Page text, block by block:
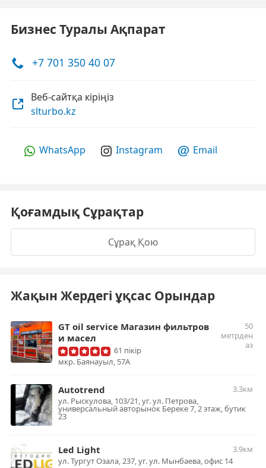
Бизнес Туралы Ақпарат
+7 701 350 40 07
Веб-сайтқа кіріңіз
slturbo.kz
WhatsApp Instagram Email
Қоғамдық Сұрақтар
Сұрақ Қою
Жақын Жердегі ұқсас Орындар
GT oil service Магазин фильтров
и масел
50
метрден
аз
61 пікір
мкр. ​Баянауыл, 57А
Autotrend
3.3км
ул. Рыскулова, 103/21, уг. ул. Петрова,
универсальный авторынок Береке 7, 2 этаж, бутик
23
Led Light
3.9км
ул. Тургут Озала, 237, уг. ул. Мынбаева, офис 14